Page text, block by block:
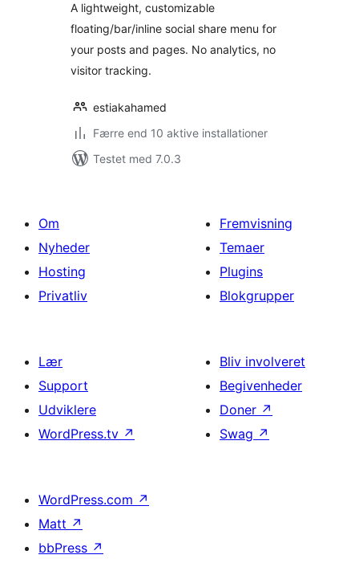
A lightweight, customizable
floating/bar/inline social share menu for
your posts and pages. No analytics, no
visitor tracking.
estiakahamed
Færre end 10 aktive installationer
Testet med 7.0.3
Om
Nyheder
Hosting
Privatliv
Fremvisning
Temaer
Plugins
Blokgrupper
Lær
Support
Udviklere
WordPress.tv ↗
Bliv involveret
Begivenheder
Doner ↗
Swag ↗
WordPress.com ↗
Matt ↗
bbPress ↗